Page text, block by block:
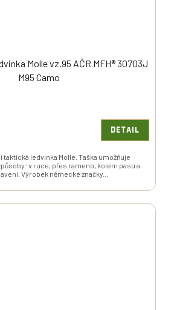
Molle vz.95 AČR MFH® 30703J
M95 Camo
DETAIL
ledvinka Molle. Taška umožňuje
v ruce, přes rameno, kolem pasu a
Výrobek německé značky...